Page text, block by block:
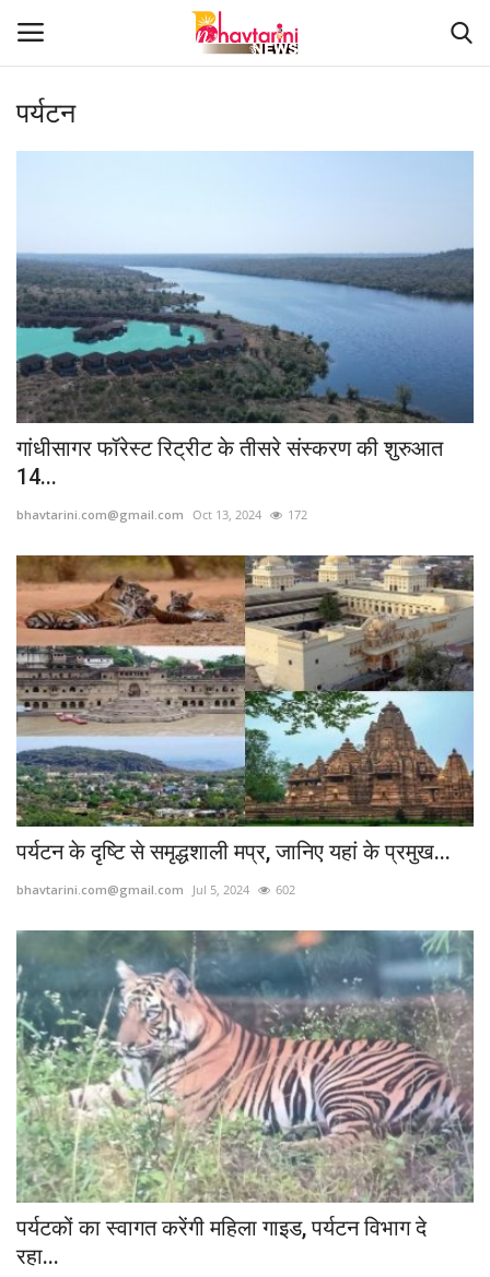
Home
Contact
हमारे बारे मेंं
देश
दुनिया
मध्य प्रदेश
राजस्थान
पंजाब
उत्तराखंड
उत्तर प्रदेश
ओडिशा
लाइफस्टाइल
कैरियर
पर्यटन
खेल
धर्म
मनोरंजन
बिजनेस
पर्यटन
गांधीसागर फॉरेस्ट रिट्रीट के तीसरे संस्करण की शुरुआत
14...
bhavtarini.com@gmail.com Oct 13, 2024 172
पर्यटन के दृष्टि से समृद्धशाली मप्र, जानिए यहां के प्रमुख...
bhavtarini.com@gmail.com Jul 5, 2024 602
पर्यटकों का स्वागत करेंगी महिला गाइड, पर्यटन विभाग दे
रहा...